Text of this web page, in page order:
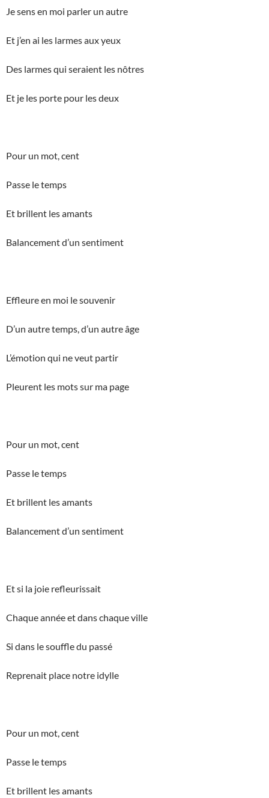
Je sens en moi parler un autre
Et j’en ai les larmes aux yeux
Des larmes qui seraient les nôtres
Et je les porte pour les deux
Pour un mot, cent
Passe le temps
Et brillent les amants
Balancement d’un sentiment
Effleure en moi le souvenir
D’un autre temps, d’un autre âge
L’émotion qui ne veut partir
Pleurent les mots sur ma page
Pour un mot, cent
Passe le temps
Et brillent les amants
Balancement d’un sentiment
Et si la joie refleurissait
Chaque année et dans chaque ville
Si dans le souffle du passé
Reprenait place notre idylle
Pour un mot, cent
Passe le temps
Et brillent les amants